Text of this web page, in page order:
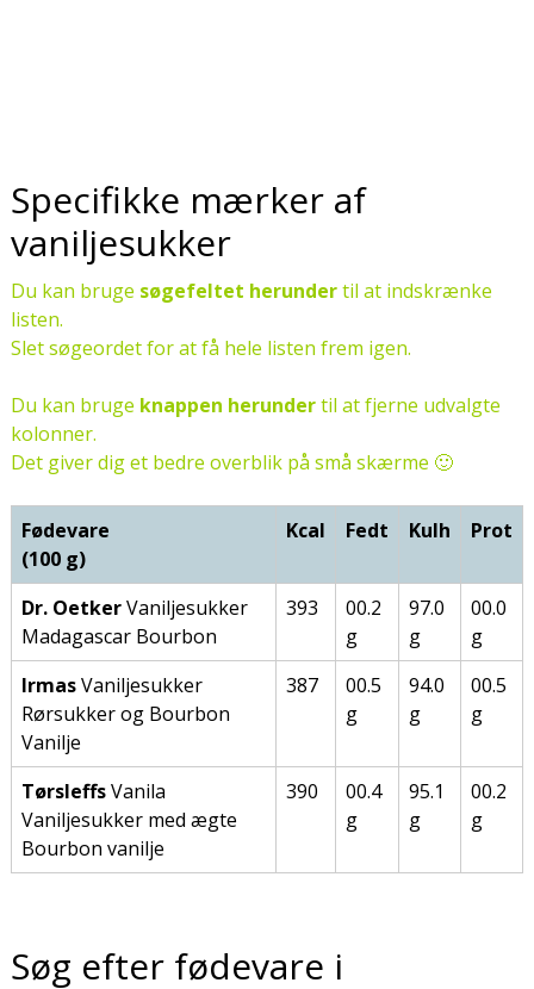
Specifikke mærker af
vaniljesukker
Du kan bruge søgefeltet herundertil at indskrænke
listen.
Slet søgeordet for at få hele listen frem igen.
Du kan bruge knappen herundertil at fjerne udvalgte
kolonner.
Det giver dig et bedre overblik på små skærme 🙂
Fødevare
(100 g)
Kcal Fedt Kulh Prot
Dr. OetkerVaniljesukker
Madagascar Bourbon
393
00.2
g
97.0
g
00.0
g
IrmasVaniljesukker
Rørsukker og Bourbon
Vanilje
387
00.5
g
94.0
g
00.5
g
TørsleffsVanila
Vaniljesukker med ægte
Bourbon vanilje
390
00.4
g
95.1
g
00.2
g
Søg efter fødevare i